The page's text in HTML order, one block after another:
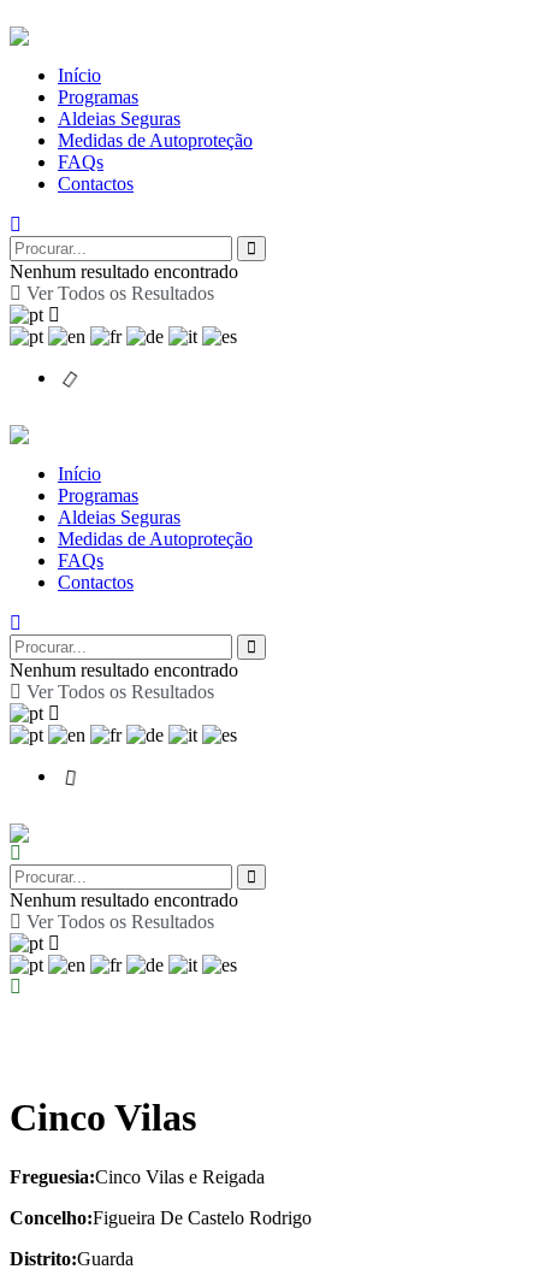
Início
Programas
Aldeias Seguras
Medidas de Autoproteção
FAQs
Contactos
Nenhum resultado encontrado
Ver Todos os Resultados
Início
Programas
Aldeias Seguras
Medidas de Autoproteção
FAQs
Contactos
Nenhum resultado encontrado
Ver Todos os Resultados
Nenhum resultado encontrado
Ver Todos os Resultados
Cinco Vilas
Freguesia:Cinco Vilas e Reigada
Concelho:Figueira De Castelo Rodrigo
Distrito:Guarda